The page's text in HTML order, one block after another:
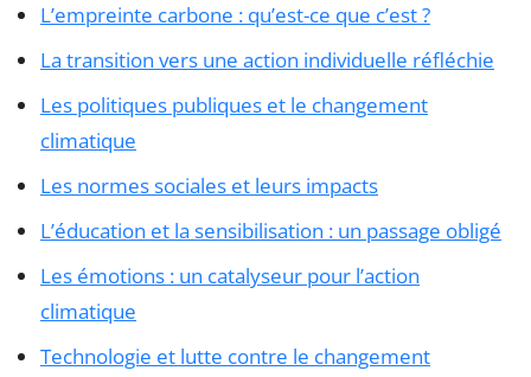
L’empreinte carbone : qu’est-ce que c’est ?
La transition vers une action individuelle réfléchie
Les politiques publiques et le changement
climatique
Les normes sociales et leurs impacts
L’éducation et la sensibilisation : un passage obligé
Les émotions : un catalyseur pour l’action
climatique
Technologie et lutte contre le changement